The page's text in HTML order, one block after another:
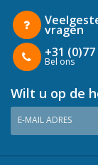
vragen
+31
Bel ons
Wilt u op de
E-MAIL ADRES